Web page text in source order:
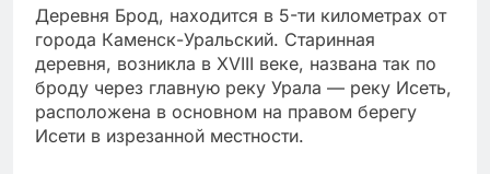
Деревня Брод, находится в 5-ти километрах от
города Каменск-Уральский. Старинная
деревня, возникла в XVIII веке, названа так по
броду через главную реку Урала — реку Исеть,
расположена в основном на правом берегу
Исети в изрезанной местности.